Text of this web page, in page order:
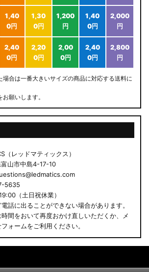
1,40
0円
1,30
0円
1,200
円
1,40
0円
2,000
円
2,40
0円
2,20
0円
2,00
0円
2,40
0円
2,800
円
場合は一番大きいサイズの商品に対応する送料に
願いします。
（レッドマティックス）
山市中島4-17-10
5635
（土日祝休業）
話に出ることができない場合があります。
間をおいて再度おかけ直しいただくか、メ
ォームをご利用ください。